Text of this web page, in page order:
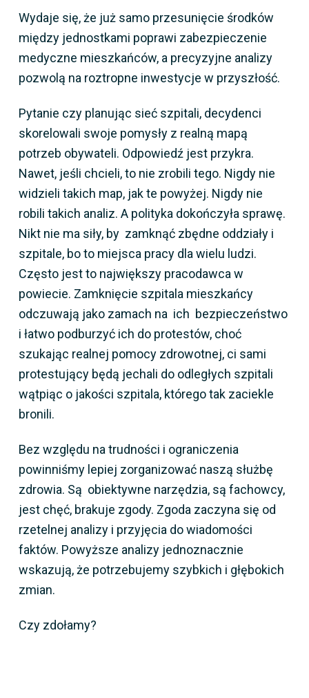
Wydaje się, że już samo przesunięcie środków
między jednostkami poprawi zabezpieczenie
medyczne mieszkańców, a precyzyjne analizy
pozwolą na roztropne inwestycje w przyszłość.
Pytanie czy planując sieć szpitali, decydenci
skorelowali swoje pomysły z realną mapą
potrzeb obywateli. Odpowiedź jest przykra.
Nawet, jeśli chcieli, to nie zrobili tego. Nigdy nie
widzieli takich map, jak te powyżej. Nigdy nie
robili takich analiz. A polityka dokończyła sprawę.
Nikt nie ma siły, by zamknąć zbędne oddziały i
szpitale, bo to miejsca pracy dla wielu ludzi.
Często jest to największy pracodawca w
powiecie. Zamknięcie szpitala mieszkańcy
odczuwają jako zamach na ich bezpieczeństwo
i łatwo podburzyć ich do protestów, choć
szukając realnej pomocy zdrowotnej, ci sami
protestujący będą jechali do odległych szpitali
wątpiąc o jakości szpitala, którego tak zaciekle
bronili.
Bez względu na trudności i ograniczenia
powinniśmy lepiej zorganizować naszą służbę
zdrowia. Są obiektywne narzędzia, są fachowcy,
jest chęć, brakuje zgody. Zgoda zaczyna się od
rzetelnej analizy i przyjęcia do wiadomości
faktów. Powyższe analizy jednoznacznie
wskazują, że potrzebujemy szybkich i głębokich
zmian.
Czy zdołamy?